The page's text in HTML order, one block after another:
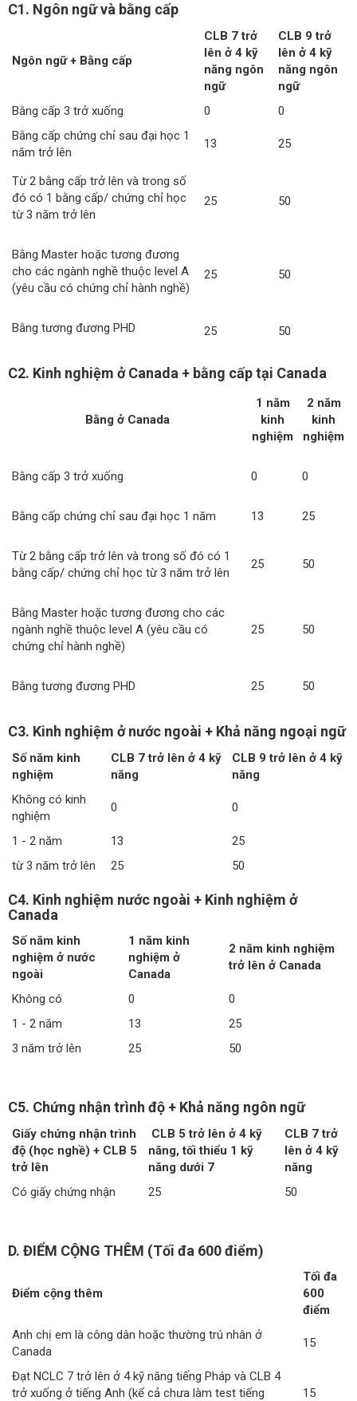
C1. Ngôn ngữ và bằng cấp
Ngôn ngữ + Bằng cấp
CLB 7 trở
lên ở 4 kỹ
năng ngôn
ngữ
CLB 9 trở
lên ở 4 kỹ
năng ngôn
ngữ
Bằng cấp 3 trở xuống
0
0
Bằng cấp chứng chỉ sau đại học 1
năm trở lên
13 25
Từ 2 bằng cấp trở lên và trong số
đó có 1 bằng cấp/ chứng chỉ học
từ 3 năm trở lên
25 50
Bằng Master hoặc tương đương
cho các ngành nghề thuộc level A
(yêu cầu có chứng chỉ hành nghề)
25 50
Bằng tương đương PHD 25 50
C2. Kinh nghiệm ở Canada + bằng cấp tại Canada
Bằng ở Canada
1 năm
kinh
nghiệm
2 năm
kinh
nghiệm
Bằng cấp 3 trở xuống 0 0
Bằng cấp chứng chỉ sau đại học 1 năm 13 25
Từ 2 bằng cấp trở lên và trong số đó có 1
bằng cấp/ chứng chỉ học từ 3 năm trở lên
25 50
Bằng Master hoặc tương đương cho các
ngành nghề thuộc level A (yêu cầu có
chứng chỉ hành nghề)
25 50
Bằng tương đương PHD 25 50
C3. Kinh nghiệm ở nước ngoài + Khả năng ngoại ngữ
Số năm kinh
nghiệm
CLB 7 trở lên ở 4 kỹ
năng
CLB 9 trở lên ở 4 kỹ
năng
Không có kinh
nghiệm
0 0
1 - 2 năm 13
25
từ 3 năm trở lên
25 50
C4. Kinh nghiệm nước ngoài + Kinh nghiệm ở
Canada
Số năm kinh
nghiệm ở nước
ngoài
1 năm kinh
nghiệm ở
Canada
2 năm kinh nghiệm
trở lên ở Canada
Không có 0
0
1 - 2 năm
13
25
3 năm trở lên
25 50
C5. Chứng nhận trình độ + Khả năng ngôn ngữ
Giấy chứng nhận trình
độ (học nghề) + CLB 5
trở lên
CLB 5 trở lên ở 4 kỹ
năng, tối thiểu 1 kỹ
năng dưới 7
CLB 7 trở
lên ở 4 kỹ
năng
Có giấy chứng nhận
25 50
D. ĐIỂM CỘNG THÊM (Tối đa 600 điểm)
Điểm cộng thêm
Tối đa
600
điểm
Anh chị em là công dân hoặc thường trú nhân ở
Canada
15
Đạt NCLC 7 trở lên ở 4 kỹ năng tiếng Pháp và CLB 4
trở xuống ở tiếng Anh (kể cả chưa làm test tiếng
15